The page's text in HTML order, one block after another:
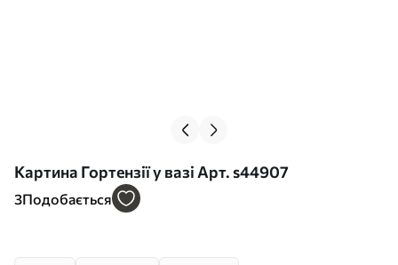
Картина Гортензії у вазі Арт. s44907
3Подобається